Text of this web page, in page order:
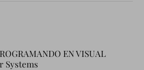
EN VISUAL
Systems